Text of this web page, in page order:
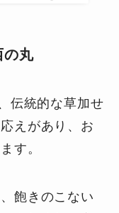
の丸
伝統的な草加せ
えがあり、お
す。
飽きのこない